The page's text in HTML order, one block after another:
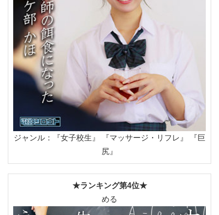
ジャンル：『女子校生』 『マッサージ・リフレ』 『巨
尻』
★ランキング第4位★
める